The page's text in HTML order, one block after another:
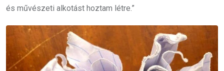
és művészeti alkotást hoztam létre.”